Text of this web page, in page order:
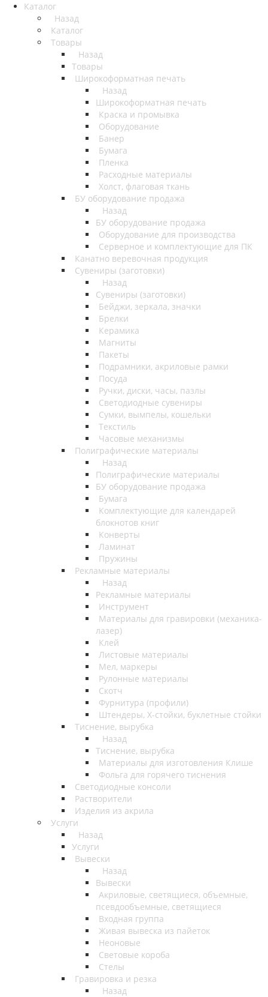
Каталог
Назад
Каталог
Товары
Назад
Товары
Широкоформатная печать
Назад
Широкоформатная печать
Краска и промывка
Оборудование
Банер
Бумага
Пленка
Расходные материалы
Холст, флаговая ткань
БУ оборудование продажа
Назад
БУ оборудование продажа
Оборудование для производства
Серверное и комплектующие для ПК
Канатно веревочная продукция
Сувениры (заготовки)
Назад
Сувениры (заготовки)
Бейджи, зеркала, значки
Брелки
Керамика
Магниты
Пакеты
Подрамники, акриловые рамки
Посуда
Ручки, диски, часы, пазлы
Светодиодные сувениры
Сумки, вымпелы, кошельки
Текстиль
Часовые механизмы
Полиграфические материалы
Назад
Полиграфические материалы
БУ оборудование продажа
Бумага
Комплектующие для календарей
блокнотов книг
Конверты
Ламинат
Пружины
Рекламные материалы
Назад
Рекламные материалы
Инструмент
Материалы для гравировки (механика-
лазер)
Клей
Листовые материалы
Мел, маркеры
Рулонные материалы
Скотч
Фурнитура (профили)
Штендеры, Х-стойки, буклетные стойки
Тиснение, вырубка
Назад
Тиснение, вырубка
Материалы для изготовления Клише
Фольга для горячего тиснения
Светодиодные консоли
Растворители
Изделия из акрила
Услуги
Назад
Услуги
Вывески
Назад
Вывески
Акриловые, светящиеся, объемные,
псевдообъемные, светящиеся
Входная группа
Живая вывеска из пайеток
Неоновые
Световые короба
Стелы
Гравировка и резка
Назад